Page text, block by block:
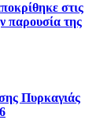
στις
παρουσία της
Πυρκαγιάς